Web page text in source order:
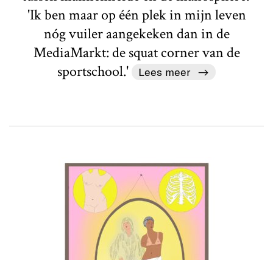
'Ik ben maar op één plek in mijn leven
nóg vuiler aangekeken dan in de
MediaMarkt: de squat corner van de
sportschool.'
Lees meer